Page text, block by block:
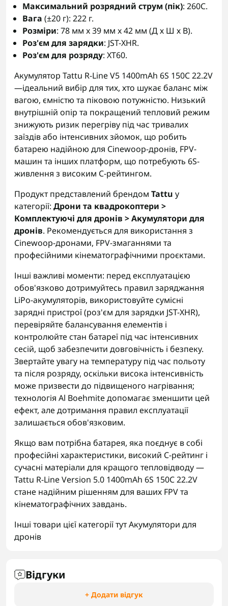
Максимальний розрядний струм (пік): 260C.
Вага (±20 г): 222 г.
Розміри: 78 мм x 39 мм x 42 мм (Д х Ш х В).
Роз'єм для зарядки: JST-XHR.
Роз'єм для розряду: XT60.
Акумулятор Tattu R-Line V5 1400mAh 6S 150C 22.2V
—ідеальний вибір для тих, хто шукає баланс між
вагою, ємністю та піковою потужністю. Низький
внутрішній опір та покращений тепловий режим
знижують ризик перегріву під час тривалих
заїздів або інтенсивних зйомок, що робить
батарею надійною для Cinewoop-дронів, FPV-
машин та інших платформ, що потребують 6S-
живлення з високим C-рейтингом.
Продукт представлений брендом Tattu у
категорії: Дрони та квадрокоптери >
Комплектуючі для дронів > Акумулятори для
дронів. Рекомендується для використання з
Cinewoop-дронами, FPV-змаганнями та
професійними кінематографічними проєктами.
Інші важливі моменти: перед експлуатацією
обов'язково дотримуйтесь правил заряджання
LiPo-акумуляторів, використовуйте сумісні
зарядні пристрої (роз'єм для зарядки JST-XHR),
перевіряйте балансування елементів і
контролюйте стан батареї під час інтенсивних
сесій, щоб забезпечити довговічність і безпеку.
Звертайте увагу на температуру під час польоту
та після розряду, оскільки висока інтенсивність
може призвести до підвищеного нагрівання;
технологія Al Boehmite допомагає зменшити цей
ефект, але дотримання правил експлуатації
залишається обов'язковим.
Якщо вам потрібна батарея, яка поєднує в собі
професійні характеристики, високий C-рейтинг і
сучасні матеріали для кращого тепловідводу —
Tattu R-Line Version 5.0 1400mAh 6S 150C 22.2V
стане надійним рішенням для ваших FPV та
кінематографічних завдань.
Інші товари цієї категорії тутАкумулятори для
дронів
Відгуки
+ Додати відгук